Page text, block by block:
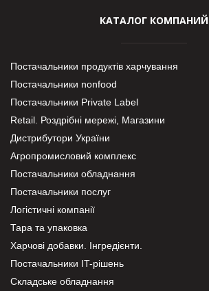
КАТАЛОГ КОМПАНИЙ
Постачальники продуктів харчування
Постачальники nonfood
Постачальники Private Label
Retail. Роздрібні мережі, Магазини
Дистрибутори України
Агропромисловий комплекс
Постачальники обладнання
Постачальники послуг
Логістичні компанії
Тара та упаковка
Харчові добавки. Інгредієнти.
Постачальники IT-рішень
Складське обладнання